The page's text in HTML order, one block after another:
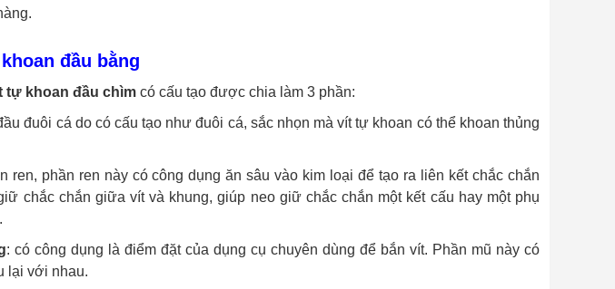
đầu bằng
tự khoan đầu chìm có cấu tạo được chia làm 3 phần:
đuôi cá do có cấu tạo như đuôi cá, sắc nhọn mà vít tự khoan có thể khoan thủng
ren, phần ren này có công dụng ăn sâu vào kim loại để tạo ra liên kết chắc chắn
chắc chắn giữa vít và khung, giúp neo giữ chắc chắn một kết cấu hay một phụ
: có công dụng là điểm đặt của dụng cụ chuyên dùng để bắn vít. Phần mũ này có
lại với nhau.